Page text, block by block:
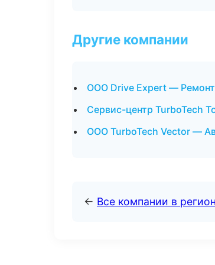
Другие компании
ООО Drive Expert — Ремонт
Сервис-центр TurboTech
ООО TurboTech Vector —
← Все компании в